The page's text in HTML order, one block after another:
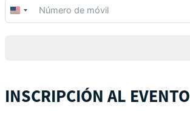
United
States
INSCRIPCIÓN AL EVENTO